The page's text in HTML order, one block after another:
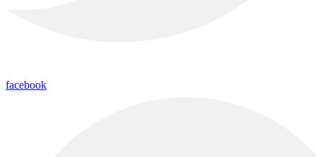
facebook